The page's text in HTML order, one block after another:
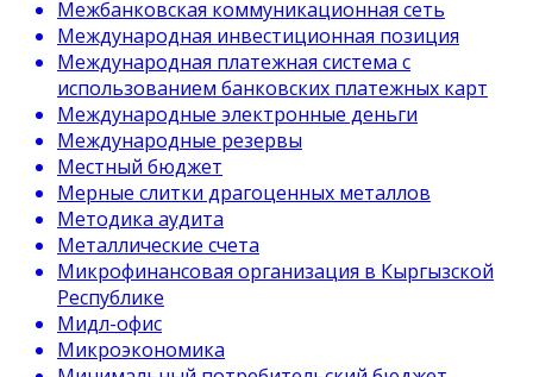
Межбанковская коммуникационная сеть
Международная инвестиционная позиция
Международная платежная система с
использованием банковских платежных карт
Международные электронные деньги
Международные резервы
Местный бюджет
Мерные слитки драгоценных металлов
Методика аудита
Металлические счета
Микрофинансовая организация в Кыргызской
Республике
Мидл-офис
Микроэкономика